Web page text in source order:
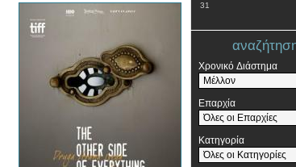
31
Χρονικό Διάστημα
Επαρχία
Κατηγορία